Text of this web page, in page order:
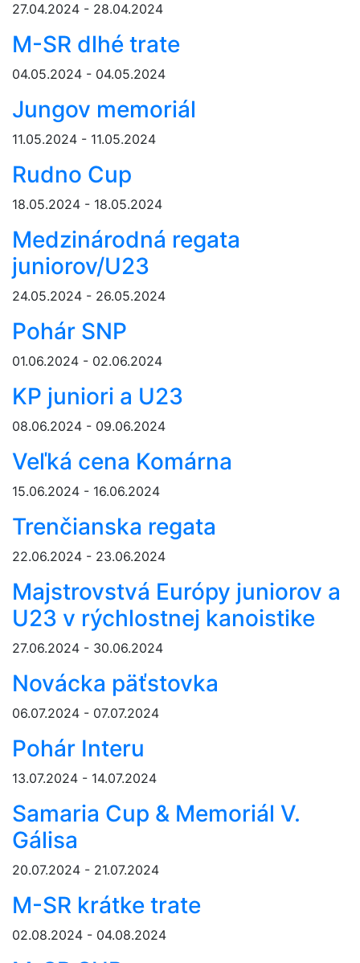
27.04.2024 - 28.04.2024
M-SR dlhé trate
04.05.2024 - 04.05.2024
Jungov memoriál
11.05.2024 - 11.05.2024
Rudno Cup
18.05.2024 - 18.05.2024
Medzinárodná regata
juniorov/U23
24.05.2024 - 26.05.2024
Pohár SNP
01.06.2024 - 02.06.2024
KP juniori a U23
08.06.2024 - 09.06.2024
Veľká cena Komárna
15.06.2024 - 16.06.2024
Trenčianska regata
22.06.2024 - 23.06.2024
Majstrovstvá Európy juniorov a
U23 v rýchlostnej kanoistike
27.06.2024 - 30.06.2024
Novácka päťstovka
06.07.2024 - 07.07.2024
Pohár Interu
13.07.2024 - 14.07.2024
Samaria Cup & Memoriál V.
Gálisa
20.07.2024 - 21.07.2024
M-SR krátke trate
02.08.2024 - 04.08.2024